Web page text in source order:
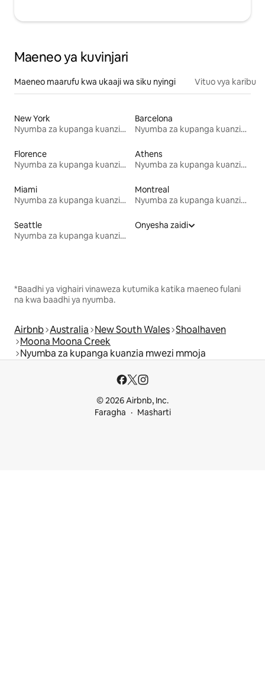
Maeneo ya kuvinjari
Maeneo maarufu kwa ukaaji wa siku nyingi Vituo vya karibu
New York
Nyumba za kupanga kuanzia mwezi mmoja
Barcelona
Nyumba za kupanga kuanzia mwezi mmoja
Florence
Nyumba za kupanga kuanzia mwezi mmoja
Athens
Nyumba za kupanga kuanzia mwezi mmoja
Miami
Nyumba za kupanga kuanzia mwezi mmoja
Montreal
Nyumba za kupanga kuanzia mwezi mmoja
Seattle
Nyumba za kupanga kuanzia mwezi mmoja
Onyesha zaidi
*Baadhi ya vighairi vinaweza kutumika katika maeneo fulani
na kwa baadhi ya nyumba.
Airbnb Australia New South Wales Shoalhaven
Moona Moona Creek
Nyumba za kupanga kuanzia mwezi mmoja
© 2026 Airbnb, Inc.
Faragha
Masharti